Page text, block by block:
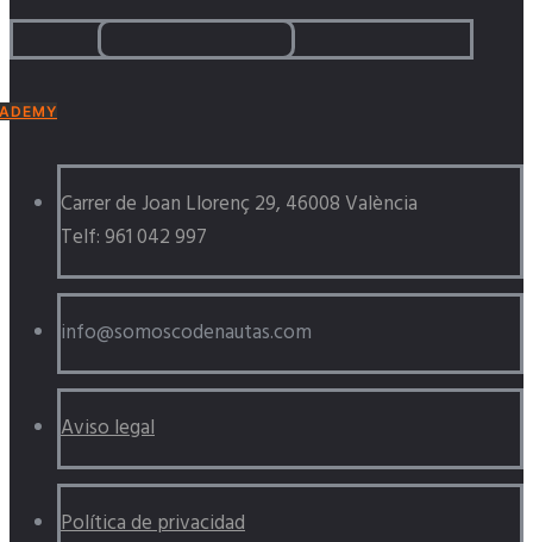
Carrer de Joan Llorenç 29, 46008 València
Telf: 961 042 997
info@somoscodenautas.com
Aviso legal
Política de privacidad